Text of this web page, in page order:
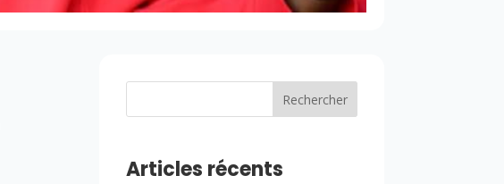
Rechercher
Articles récents